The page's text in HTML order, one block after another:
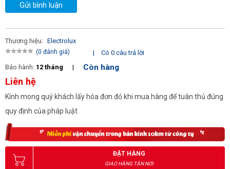
Gửi bình luận
Thương hiệu: Electrolux
(0 đánh giá) |
Có 0 câu trả lời
Bảo hành: 12 tháng | Còn hàng
Liên hệ
Kính mong quý khách lấy hóa đơn đỏ khi mua hàng để tuân thủ đúng
quy định của pháp luật
ĐẶT HÀNG
GIAO HÀNG TẬN NƠI